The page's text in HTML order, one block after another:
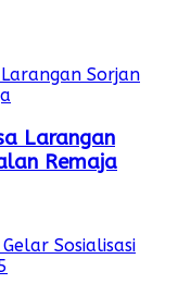
Larangan
Remaja